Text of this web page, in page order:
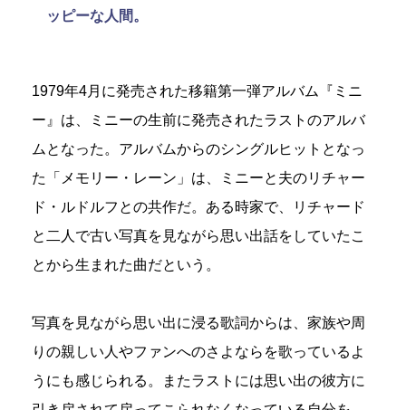
ッピーな人間。
1979年4月に発売された移籍第一弾アルバム『ミニ
ー』は、ミニーの生前に発売されたラストのアルバ
ムとなった。アルバムからのシングルヒットとなっ
た「メモリー・レーン」は、ミニーと夫のリチャー
ド・ルドルフとの共作だ。ある時家で、リチャード
と二人で古い写真を見ながら思い出話をしていたこ
とから生まれた曲だという。
写真を見ながら思い出に浸る歌詞からは、家族や周
りの親しい人やファンへのさよならを歌っているよ
うにも感じられる。またラストには思い出の彼方に